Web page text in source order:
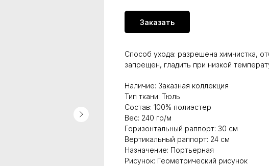
Заказать
Способ ухода: разрешена химчистка,
запрещен, гладить при низкой
Наличие: Заказная коллекция
Тип ткани: Тюль
Состав: 100% полиэстер
Вес: 240 гр/м
Горизонтальный раппорт: 30 см
Вертикальный раппорт: 24 см
Назначение: Портьерная
Рисунок: Геометрический рисунок